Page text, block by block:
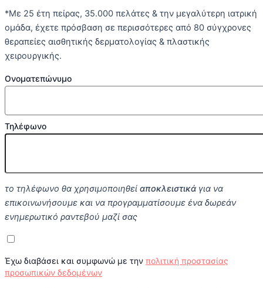
*Με 25 έτη πείρας, 35.000 πελάτες & την μεγαλύτερη ιατρική
ομάδα, έχετε πρόσβαση σε περισσότερες από 80 σύγχρονες
θεραπείες αισθητικής δερματολογίας & πλαστικής
χειρουργικής.
Ονοματεπώνυμο
Τηλέφωνο
το τηλέφωνο θα χρησιμοποιηθεί αποκλειστικά για να
επικοινωνήσουμε και να προγραμματίσουμε ένα δωρεάν
ενημερωτικό ραντεβού μαζί σας
Έχω διαβάσει και συμφωνώ με την πολιτική προστασίας
προσωπικών δεδομένων